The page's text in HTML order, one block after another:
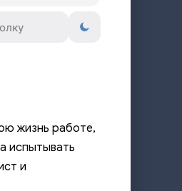
22:46
жизнь работе,
испытывать
и